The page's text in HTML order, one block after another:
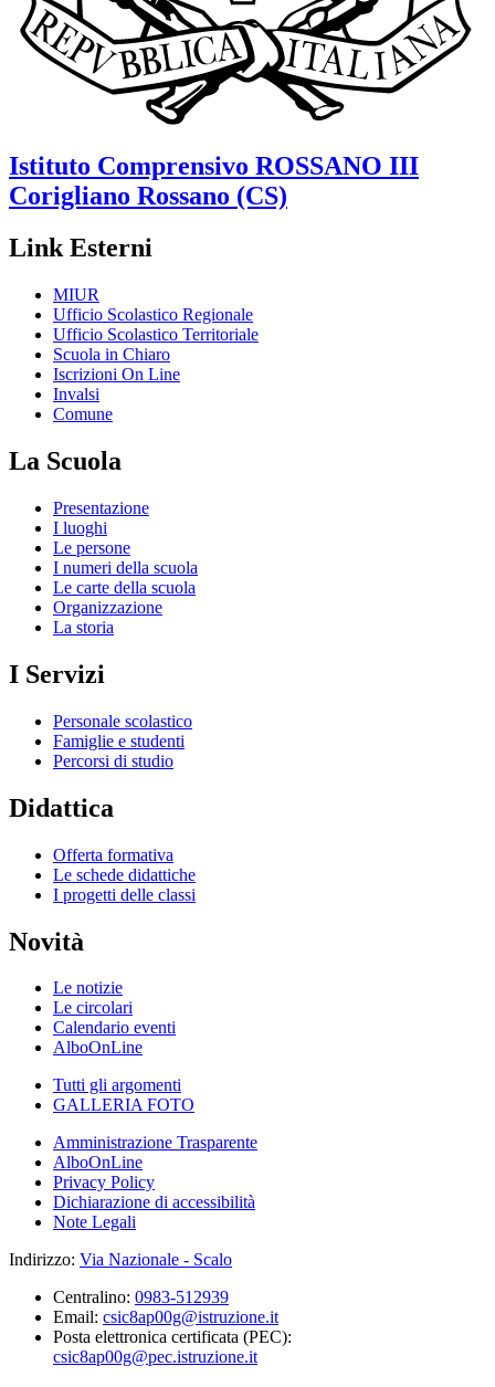
Istituto Comprensivo ROSSANO III
Corigliano Rossano (CS)
Link Esterni
MIUR
Ufficio Scolastico Regionale
Ufficio Scolastico Territoriale
Scuola in Chiaro
Iscrizioni On Line
Invalsi
Comune
La Scuola
Presentazione
I luoghi
Le persone
I numeri della scuola
Le carte della scuola
Organizzazione
La storia
I Servizi
Personale scolastico
Famiglie e studenti
Percorsi di studio
Didattica
Offerta formativa
Le schede didattiche
I progetti delle classi
Novità
Le notizie
Le circolari
Calendario eventi
AlboOnLine
Tutti gli argomenti
GALLERIA FOTO
Amministrazione Trasparente
AlboOnLine
Privacy Policy
Dichiarazione di accessibilità
Note Legali
Indirizzo: Via Nazionale - Scalo
Centralino: 0983-512939
Email: csic8ap00g@istruzione.it
Posta elettronica certificata (PEC):
csic8ap00g@pec.istruzione.it